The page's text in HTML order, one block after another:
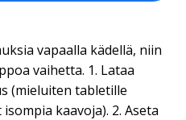
vapaalla kädellä, niin
vaihetta. 1. Lataa
(mieluiten tabletille
kaavoja). 2. Aseta